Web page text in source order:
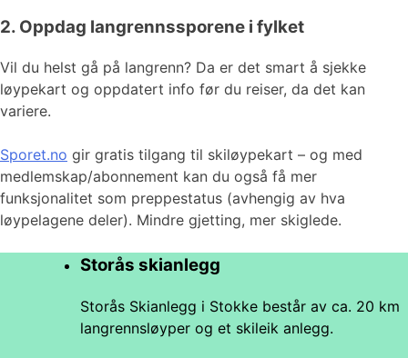
2. Oppdag langrennssporene i fylket
Vil du helst gå på langrenn? Da er det smart å sjekke
løypekart og oppdatert info før du reiser, da det kan
variere.
Sporet.no gir gratis tilgang til skiløypekart – og med
medlemskap/abonnement kan du også få mer
funksjonalitet som preppestatus (avhengig av hva
løypelagene deler). Mindre gjetting, mer skiglede.
Storås skianlegg
Storås Skianlegg i Stokke består av ca. 20 km
langrennsløyper og et skileik anlegg.